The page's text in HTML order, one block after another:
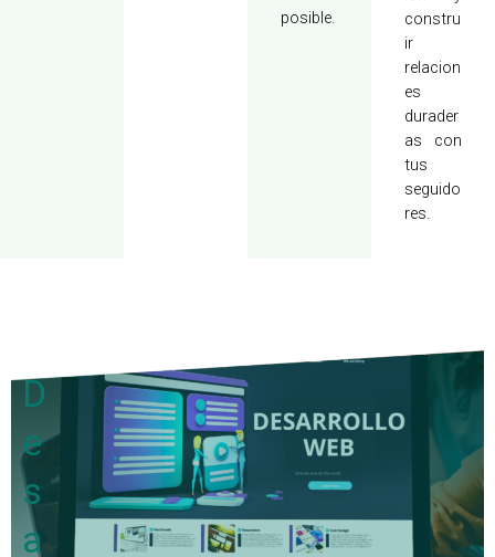
posible.
constru
ir
relacion
es
durader
as con
tus
seguido
res.
D
e
s
a